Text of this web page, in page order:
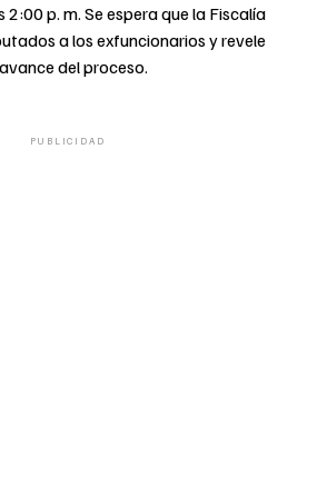
p. m. Se espera que la Fiscalía
a los exfuncionarios y revele
del proceso.
PUBLICIDAD